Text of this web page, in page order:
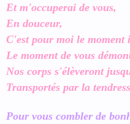
Et m'occuperai de vous,
En douceur,
C'est pour moi le moment
Le moment de vous
Nos corps s'élèveront
Transportés par la
Pour vous combler de